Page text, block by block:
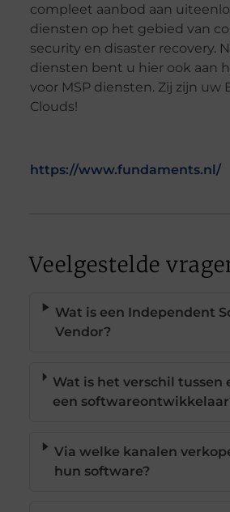
compleet aanbod aan
diensten op het gebied van
security en disaster recovery.
diensten bent u hier ook aan
voor MSP diensten. Zij zijn uw
Clouds!
https://www.fundaments.nl/
Veelgestelde
Wat is een Independent
Vendor?
Wat is het verschil tussen
een
Via welke kanalen
hun software?